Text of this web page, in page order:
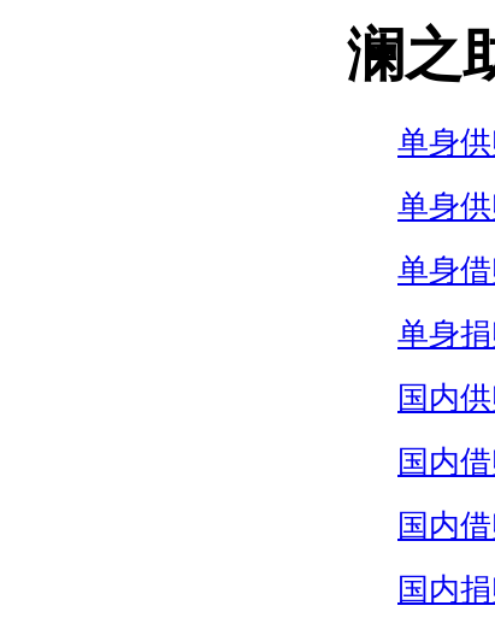
澜之
单身
单身
单身
单身
国内
国内
国内
国内